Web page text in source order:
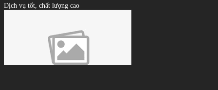
Dịch vụ tốt, chất lượng cao